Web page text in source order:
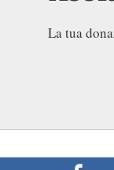
La tua